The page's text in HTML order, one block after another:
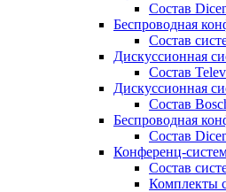
Состав
Беспроводная
Состав
Дискуссионная
Состав
Дискуссионная
Состав
Беспроводная
Состав
Конференц-
Состав
Комплекты